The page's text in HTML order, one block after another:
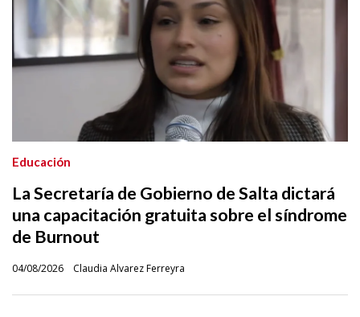
La Secretaría de Gobierno de Salta dictará
una capacitación gratuita sobre el síndrome
de Burnout
Claudia Alvarez Ferreyra
Educación
04/08/2026